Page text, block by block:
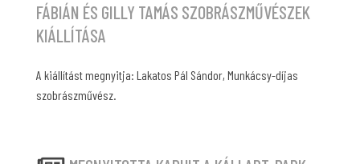
FÁBIÁN ÉS GILLY TAMÁS SZOBRÁSZMŰVÉSZEK
KIÁLLÍTÁSA
A kiállítást megnyitja: Lakatos Pál Sándor, Munkácsy-díjas
szobrászművész.